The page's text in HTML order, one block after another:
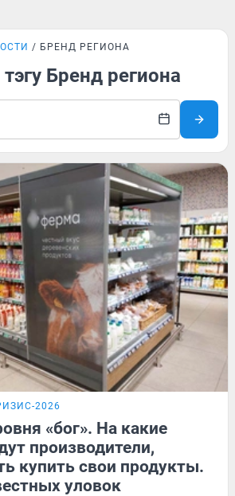
БРЕНД РЕГИОНА
Бренд региона
2026
«бог». На какие
производители,
купить свои продукты.
уловок